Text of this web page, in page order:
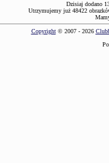
Dzisiaj dodano
Utrzymujemy już 48422
Copyright© 2007 - 2026